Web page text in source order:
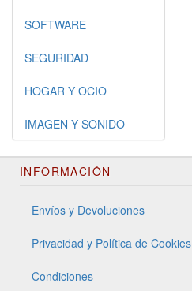
SOFTWARE
SEGURIDAD
HOGAR Y OCIO
IMAGEN Y SONIDO
INFORMACIÓN
Envíos y Devoluciones
Privacidad y Política de Cookies
Condiciones